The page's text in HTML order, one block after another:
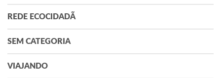
REDE ECOCIDADÃ
SEM CATEGORIA
VIAJANDO